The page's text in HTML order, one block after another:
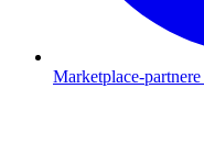
Marketplace-partnere